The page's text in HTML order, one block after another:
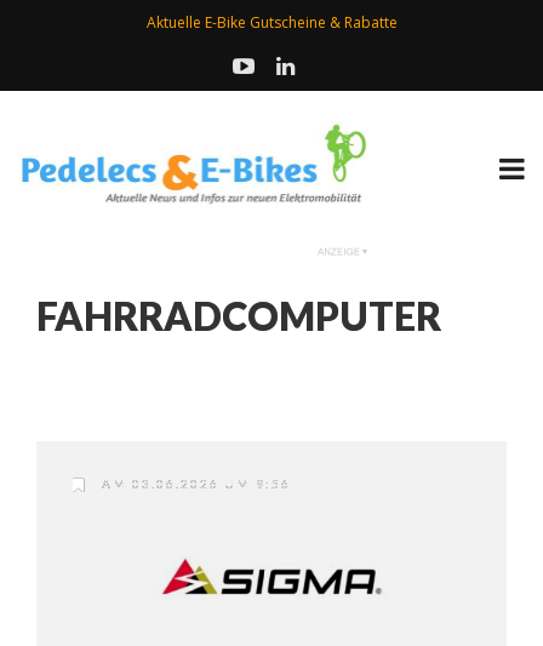
Aktuelle E-Bike Gutscheine & Rabatte
FAHRRADCOMPUTER
AM 03.06.2026 UM 9:56